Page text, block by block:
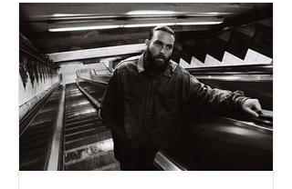
Thomas Walmsley (bajo), Adam Smith (teclados y
guitarra) y Rens Ottink (batería), ha construido una
identidad sonora muy particular con álbumes como
‘Sun Structures’ (2014), ‘Volcano’ (2017) y ‘Exotico’
(2023), reafirmando una evolución constante entre